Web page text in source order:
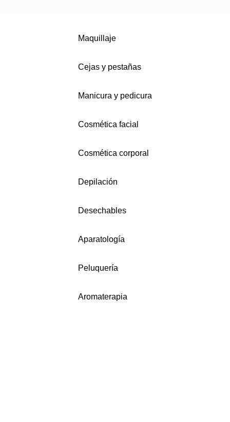
Maquillaje
Cejas y pestañas
Manicura y pedicura
Cosmética facial
Cosmética corporal
Depilación
Desechables
Aparatología
Peluquería
Aromaterapia